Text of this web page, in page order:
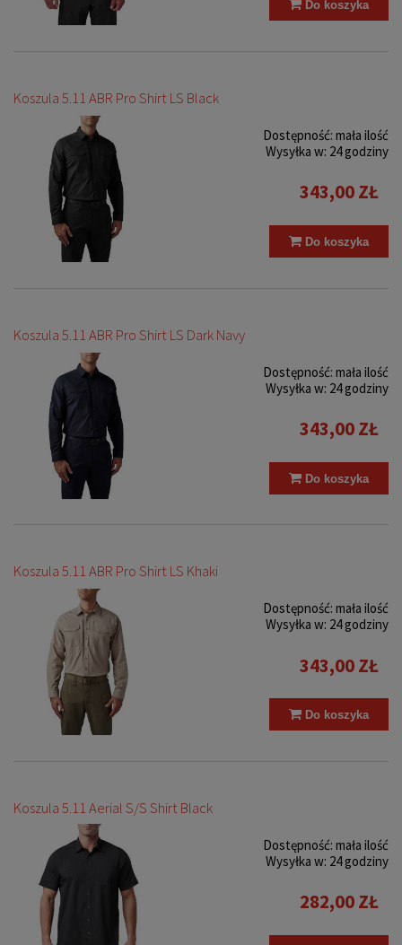
Do koszyka
Koszula 5.11 ABR Pro Shirt LS Black
Dostępność: mała ilość
Wysyłka w: 24 godziny
343,00 ZŁ
Do koszyka
Koszula 5.11 ABR Pro Shirt LS Dark Navy
Dostępność: mała ilość
Wysyłka w: 24 godziny
343,00 ZŁ
Do koszyka
Koszula 5.11 ABR Pro Shirt LS Khaki
Dostępność: mała ilość
Wysyłka w: 24 godziny
343,00 ZŁ
Do koszyka
Koszula 5.11 Aerial S/S Shirt Black
Dostępność: mała ilość
Wysyłka w: 24 godziny
282,00 ZŁ